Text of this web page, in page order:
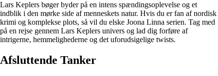
Lars Keplers bøger byder på en intens spændingsoplevelse og et
indblik i den mørke side af menneskets natur. Hvis du er fan af nordisk
krimi og komplekse plots, så vil du elske Joona Linna serien. Tag med
på en rejse gennem Lars Keplers univers og lad dig forføre af
intrigerne, hemmelighederne og det uforudsigelige twists.
Afsluttende Tanker